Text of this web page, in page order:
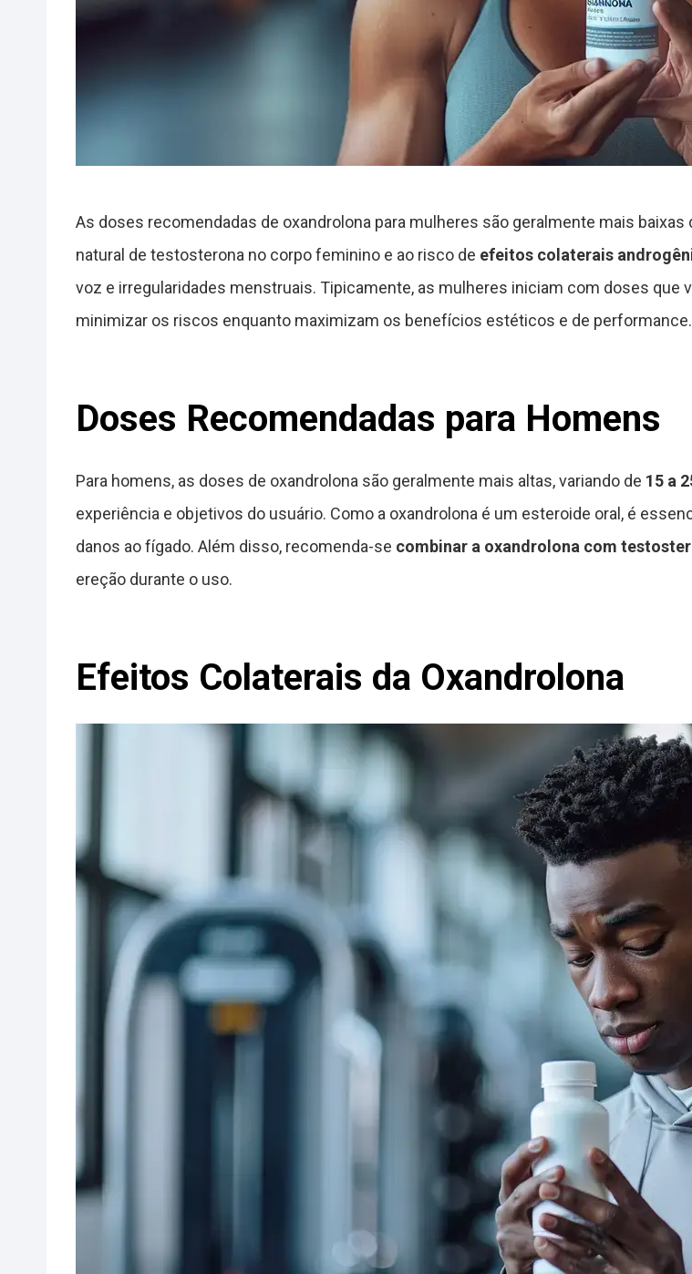
As doses recomendadas de oxandrolona para mulheres são geralmente mais
natural de testosterona no corpo feminino e ao risco de efeitos colaterais
voz e irregularidades menstruais. Tipicamente, as mulheres iniciam com doses que
minimizar os riscos enquanto maximizam os benefícios estéticos e de performance.
Doses Recomendadas para Homens
Para homens, as doses de oxandrolona são geralmente mais altas, variando de 15 a
experiência e objetivos do usuário. Como a oxandrolona é um esteroide oral, é
danos ao fígado. Além disso, recomenda-se combinar a oxandrolona com
ereção durante o uso.
Efeitos Colaterais da Oxandrolona